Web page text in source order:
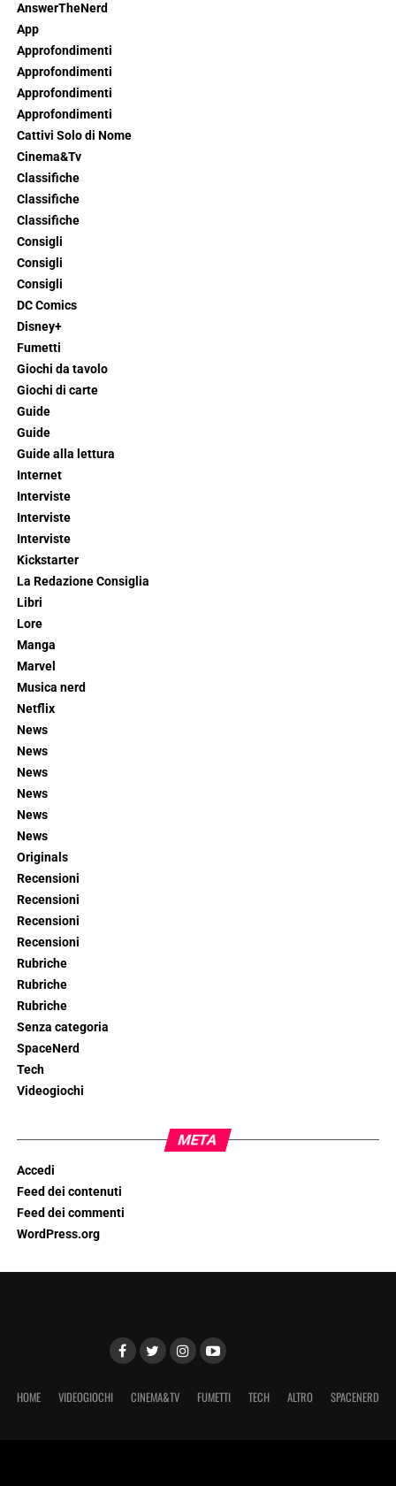
AnswerTheNerd
App
Approfondimenti
Approfondimenti
Approfondimenti
Approfondimenti
Cattivi Solo di Nome
Cinema&Tv
Classifiche
Classifiche
Classifiche
Consigli
Consigli
Consigli
DC Comics
Disney+
Fumetti
Giochi da tavolo
Giochi di carte
Guide
Guide
Guide alla lettura
Internet
Interviste
Interviste
Interviste
Kickstarter
La Redazione Consiglia
Libri
Lore
Manga
Marvel
Musica nerd
Netflix
News
News
News
News
News
News
Originals
Recensioni
Recensioni
Recensioni
Recensioni
Rubriche
Rubriche
Rubriche
Senza categoria
SpaceNerd
Tech
Videogiochi
META
Accedi
Feed dei contenuti
Feed dei commenti
WordPress.org
HOME VIDEOGIOCHI CINEMA&TV FUMETTI TECH ALTRO SPACENERD